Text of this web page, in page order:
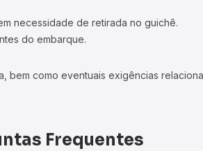
necessidade de retirada no guichê.
do embarque.
como eventuais exigências
Frequentes